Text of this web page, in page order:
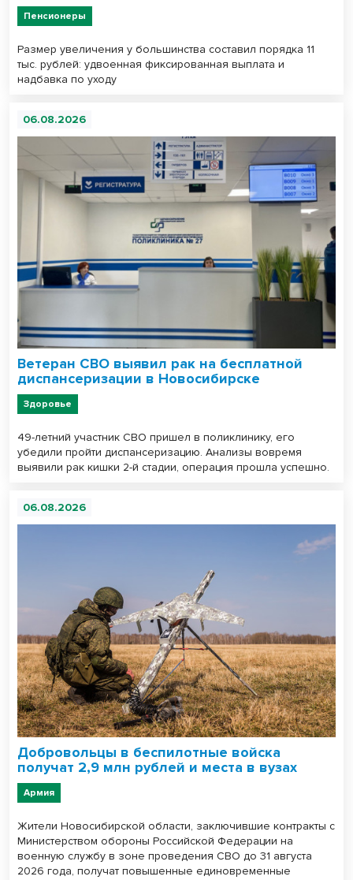
Пенсионеры
Размер увеличения у большинства составил порядка 11
тыс. рублей: удвоенная фиксированная выплата и
надбавка по уходу
06.08.2026
Ветеран СВО выявил рак на бесплатной
диспансеризации в Новосибирске
Здоровье
49-летний участник СВО пришел в поликлинику, его
убедили пройти диспансеризацию. Анализы вовремя
выявили рак кишки 2-й стадии, операция прошла успешно.
06.08.2026
Добровольцы в беспилотные войска
получат 2,9 млн рублей и места в вузах
Армия
Жители Новосибирской области, заключившие контракты с
Министерством обороны Российской Федерации на
военную службу в зоне проведения СВО до 31 августа
2026 года, получат повышенные единовременные